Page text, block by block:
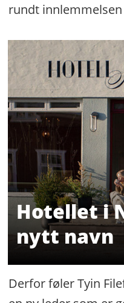
rundt
Hotellet i
nytt navn
Derfor føler Tyin